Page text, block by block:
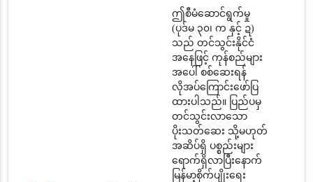
ဤစီမံဆောင်ရွက်မှု
(ပုဒ်မ ၃၀၊ က နှင့် ဍ)
သည် တင်သွင်းနိုင်ငံ
အနေဖြင့် ကုန်စည်များ
အပေါ် စစ်ဆေးရန်
လိုအပ်ကြောင်းဖော်ပြ
ထားပါသည်။ ပြည်ပမှ
တင်သွင်းလာသော
ပိုးသတ်ဆေး သို့မဟုတ်
အဆိပ်ရှိ ပစ္စည်းများ
ရောက်ရှိလာပြီးနောက်
မြန်မာ့စိုက်ပျိုးရေး